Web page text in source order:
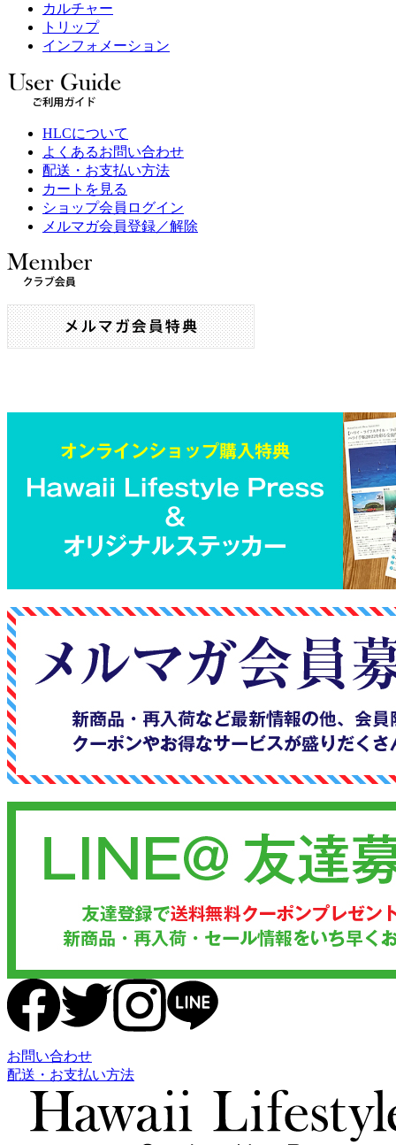
カルチャー
トリップ
インフォメーション
HLCについて
よくあるお問い合わせ
配送・お支払い方法
カートを見る
ショップ会員ログイン
メルマガ会員登録／解除
お問い合わせ
配送・お支払い方法